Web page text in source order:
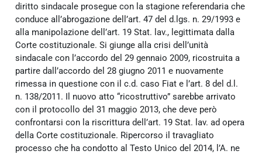
diritto sindacale prosegue con la stagione referendaria che
conduce all’abrogazione dell’art. 47 del d.lgs. n. 29/1993 e
alla manipolazione dell’art. 19 Stat. lav., legittimata dalla
Corte costituzionale. Si giunge alla crisi dell’unità
sindacale con l’accordo del 29 gennaio 2009, ricostruita a
partire dall’accordo del 28 giugno 2011 e nuovamente
rimessa in questione con il c.d. caso Fiat e l’art. 8 del d.l.
n. 138/2011. Il nuovo atto “ricostruttivo” sarebbe arrivato
con il protocollo del 31 maggio 2013, che deve però
confrontarsi con la riscrittura dell’art. 19 Stat. lav. ad opera
della Corte costituzionale. Ripercorso il travagliato
processo che ha condotto al Testo Unico del 2014, l’A. ne